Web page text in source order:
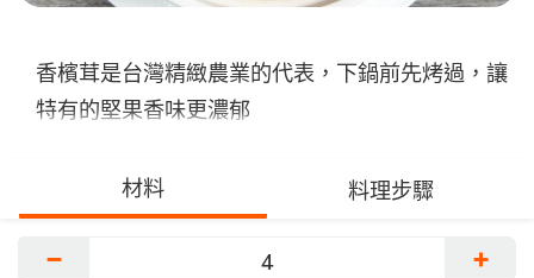
香檳茸是台灣精緻農業的代表，下鍋前先烤過，讓
特有的堅果香味更濃郁
材料 料理步驟
− +